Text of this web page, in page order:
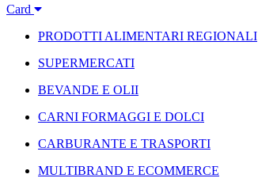
Card
PRODOTTI ALIMENTARI REGIONALI
SUPERMERCATI
BEVANDE E OLII
CARNI FORMAGGI E DOLCI
CARBURANTE E TRASPORTI
MULTIBRAND E ECOMMERCE